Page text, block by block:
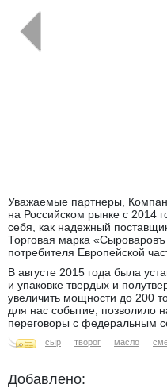
Уважаемые партнеры,
на Российском рынке с 2014
себя, как надежный
Торговая марка
потребителя Европейской
В августе 2015 года была
и упаковке твердых и
увеличить мощности до 200
для нас событие, позволило
переговоры с федеральным
сыр творог масло
Добавлено: